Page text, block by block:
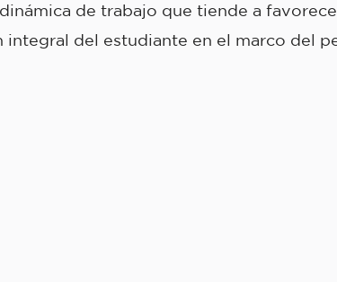
de trabajo que tiende a
del estudiante en el marco del